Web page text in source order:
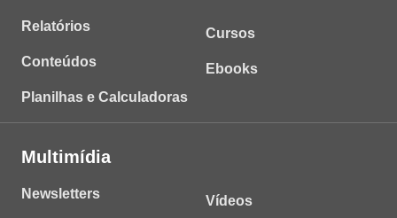
Relatórios
Conteúdos
Planilhas e Calculadoras
Cursos
Ebooks
Multimídia
Newsletters Vídeos